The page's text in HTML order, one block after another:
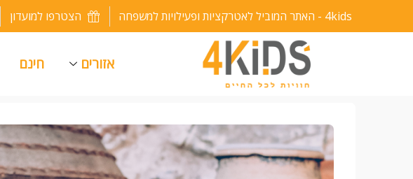
לתוכן
4kids - האתר המוביל לאטרקציות ופעילויות למשפחה הצטרפו למועדון
אזורים חינם